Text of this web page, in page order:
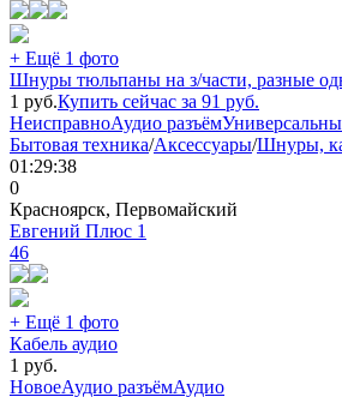
+ Ещё 1 фото
Шнуры тюльпаны на з/части, разные
1 руб.Купить сейчас за 91 руб.
НеисправноАудио разъём
Бытовая техника/Аксессуары/Шнуры,
01:29:38
0
Красноярск, Первомайский
Евгений Плюс 1
46
+ Ещё 1 фото
Кабель аудио
1 руб.
НовоеАудио разъёмАудио